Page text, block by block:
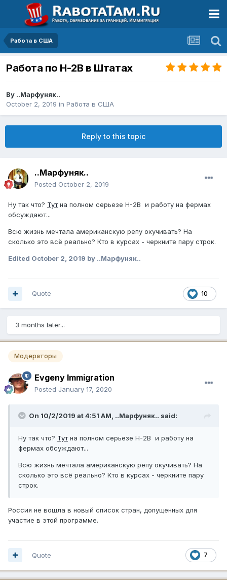
Работа в США
Работа по H-2B в Штатах
By ..Марфуняк..
October 2, 2019 in Работа в США
Reply to this topic
..Марфуняк..
Posted October 2, 2019
Ну так что? Тутна полном серьезе H-2B и работу на фермах
обсуждают...
Всю жизнь мечтала американскую репу окучивать? На
сколько это всё реально? Кто в курсах - черкните пару строк.
Edited October 2, 2019 by ..Марфуняк..
10
Quote
3 months later...
Модераторы
Evgeny Immigration
Posted January 17, 2020
On 10/2/2019 at 4:51 AM, ..Марфуняк.. said:
Ну так что? Тутна полном серьезе H-2B и работу на
фермах обсуждают...
Всю жизнь мечтала американскую репу окучивать? На
сколько это всё реально? Кто в курсах - черкните пару
строк.
Россия не вошла в новый список стран, допущенных для
участие в этой программе.
7
Quote